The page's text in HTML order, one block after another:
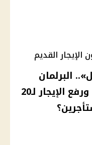
الإيجار القديم
البرلمان
يناقش تعديل الإيجار القديم ورفع الإيجار لـ20